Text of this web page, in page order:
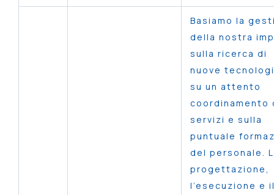
Basiamo la
della nostra
sulla ricerca di
nuove
su un attento
coordinamento
servizi e sulla
puntuale
del personale.
progettazione,
l’esecuzione e